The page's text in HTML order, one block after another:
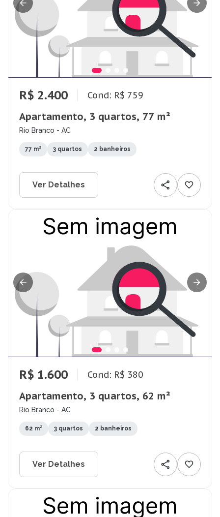
R$ 2.400 Cond: R$ 759
Apartamento, 3 quartos, 77 m²
Rio Branco - AC
77 m² 3 quartos 2 banheiros
Ver Detalhes
R$ 1.600 Cond: R$ 380
Apartamento, 3 quartos, 62 m²
Rio Branco - AC
62 m² 3 quartos 2 banheiros
Ver Detalhes